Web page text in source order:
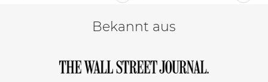
Bekannt aus